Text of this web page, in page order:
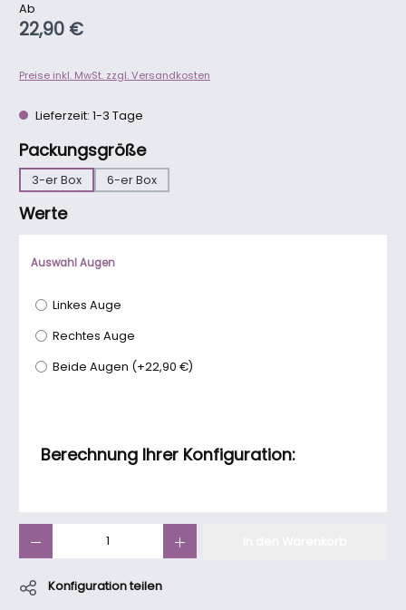
Ab
22,90 €
Preise inkl. MwSt. zzgl. Versandkosten
Lieferzeit: 1-3 Tage
Packungsgrößeauswählen
3-er Box 6-er Box
Werte
Auswahl Augen
Linkes Auge
Rechtes Auge
Beide Augen (+22,90 €)
Berechnung Ihrer Konfiguration:
Konfiguration teilen